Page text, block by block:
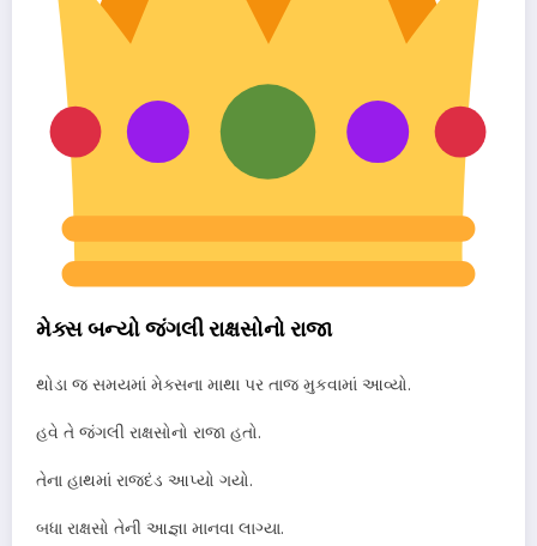
મેક્સ બન્યો જંગલી રાક્ષસોનો રાજા
થોડા જ સમયમાં મેક્સના માથા પર તાજ મુકવામાં આવ્યો.
હવે તે જંગલી રાક્ષસોનો રાજા હતો.
તેના હાથમાં રાજદંડ આપ્યો ગયો.
બધા રાક્ષસો તેની આજ્ઞા માનવા લાગ્યા.